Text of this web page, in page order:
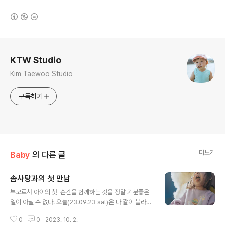
KTW Studio
Kim Taewoo Studio
구독하기
Baby 의 다른 글 더보기
솜사탕과의 첫 만남
부모로서 아이의 첫 순간을 함께하는 것을 정말 기분좋은
일이 아닐 수 없다. 오늘(23.09.23 sat)은 다 같이 블라디
다 행사준비가 안되어 있어 약 1년만에? 달자봇 수리조선
0 0 2023. 10. 2.